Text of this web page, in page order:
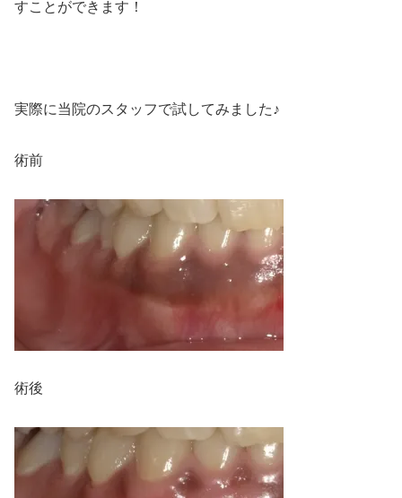
すことができます！
実際に当院のスタッフで試してみました♪
術前
術後